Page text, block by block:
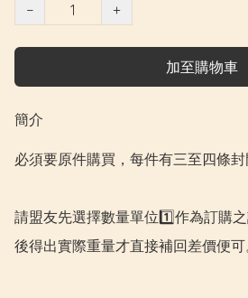
−
+
加至購物車
簡介
必須要原件購買，每件有三至四條封
請盟友先選擇數量單位1️⃣作為訂購
後得出實際重量才直接補回差價便可